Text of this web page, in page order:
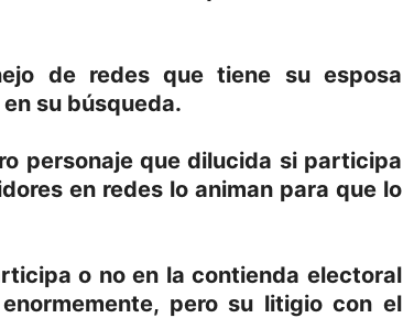
de redes que tiene su esposa
su búsqueda.
personaje que dilucida si participa
en redes lo animan para que lo
o no en la contienda electoral
pero su litigio con el